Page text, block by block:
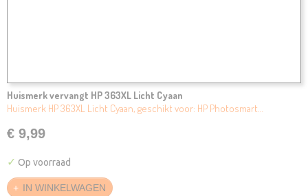
Huismerk vervangt HP 363XL Licht Cyaan
Huismerk HP 363XL Licht Cyaan, geschikt voor: HP Photosmart…
€ 9,99
✓ Op voorraad
IN WINKELWAGEN